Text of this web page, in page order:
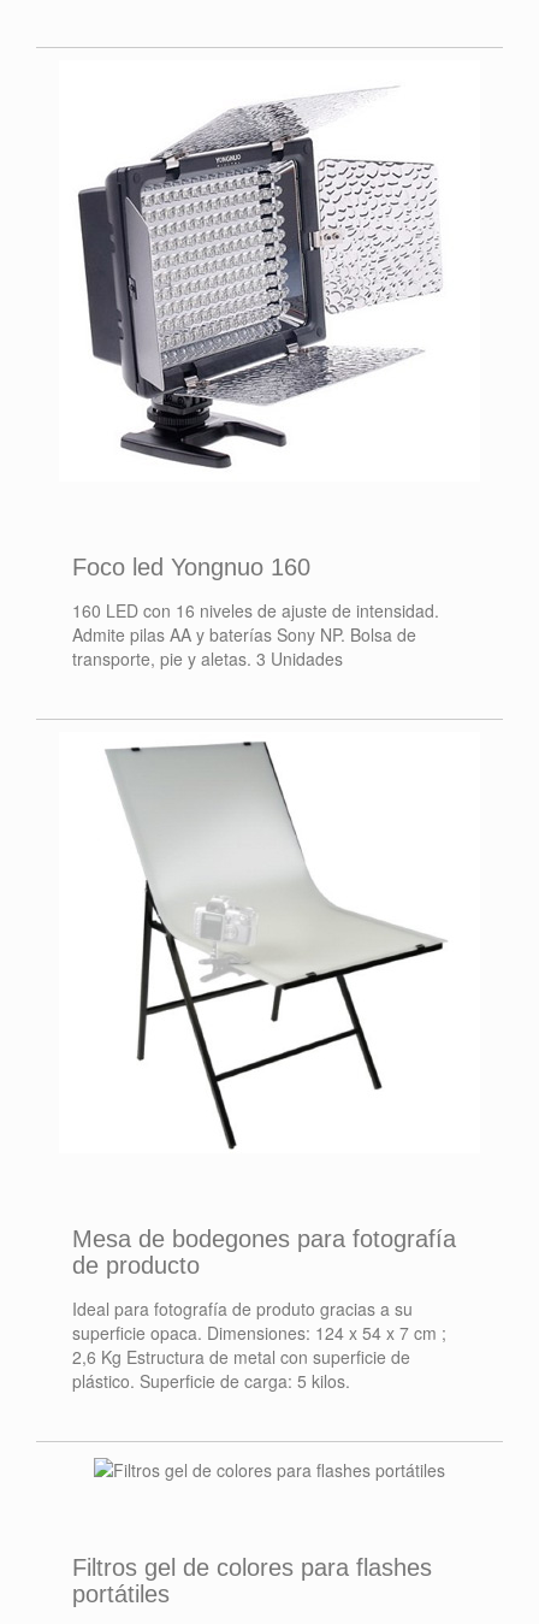
Foco led Yongnuo 160
160 LED con 16 niveles de ajuste de intensidad.
Admite pilas AA y baterías Sony NP. Bolsa de
transporte, pie y aletas. 3 Unidades
Mesa de bodegones para fotografía
de producto
Ideal para fotografía de produto gracias a su
superficie opaca. Dimensiones: 124 x 54 x 7 cm ;
2,6 Kg Estructura de metal con superficie de
plástico. Superficie de carga: 5 kilos.
Filtros gel de colores para flashes
portátiles